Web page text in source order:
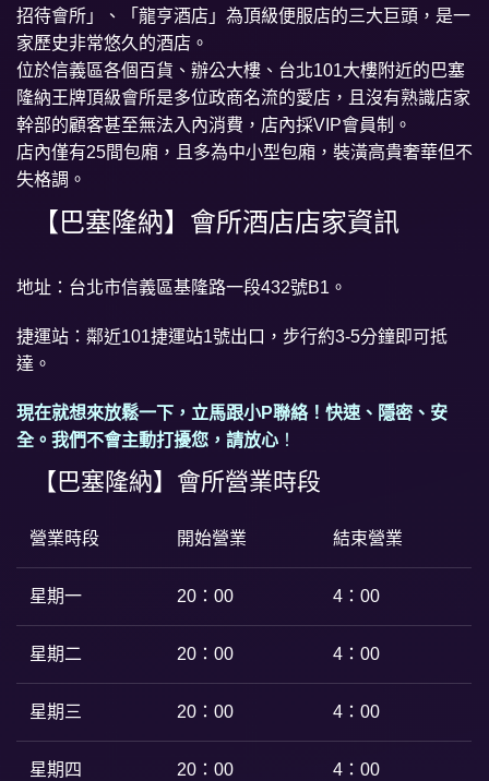
招待會所」、「龍亨酒店」為頂級便服店的三大巨頭，是一
家歷史非常悠久的酒店。
位於信義區各個百貨、辦公大樓、台北101大樓附近的巴塞
隆納王牌頂級會所是多位政商名流的愛店，且沒有熟識店家
幹部的顧客甚至無法入內消費，店內採VIP會員制。
店內僅有25間包廂，且多為中小型包廂，裝潢高貴奢華但不
失格調。
【巴塞隆納】會所酒店店家資訊
地址：台北市信義區基隆路一段432號B1。
捷運站：鄰近101捷運站1號出口，步行約3-5分鐘即可抵
達。
現在就想來放鬆一下，立馬跟小P聯絡！快速、隱密、安
全。我們不會主動打擾您，請放心 ！
【巴塞隆納】會所營業時段
營業時段 開始營業 結束營業
星期一 20：00 4：00
星期二 20：00 4：00
星期三 20：00 4：00
星期四 20：00 4：00